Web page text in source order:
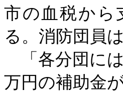
市の血税から
る。消防団員
「各分団に
万円の補助金